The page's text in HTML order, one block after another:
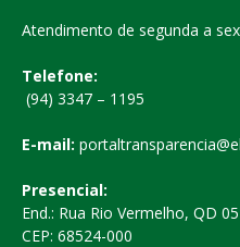
Atendimento de segunda a
Telefone:
(94) 3347 – 1195
E-mail:
Presencial:
End.: Rua Rio Vermelho, QD
CEP: 68524-000